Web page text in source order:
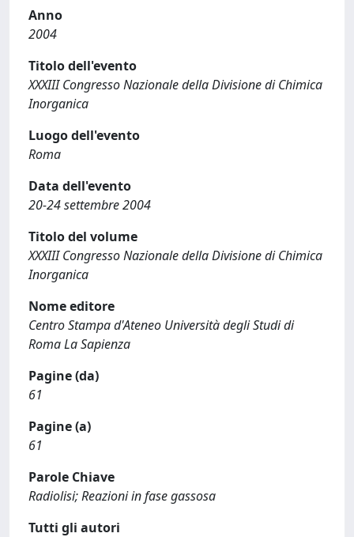
Anno
2004
Titolo dell'evento
XXXIII Congresso Nazionale della Divisione di Chimica
Inorganica
Luogo dell'evento
Roma
Data dell'evento
20-24 settembre 2004
Titolo del volume
XXXIII Congresso Nazionale della Divisione di Chimica
Inorganica
Nome editore
Centro Stampa d'Ateneo Università degli Studi di
Roma La Sapienza
Pagine (da)
61
Pagine (a)
61
Parole Chiave
Radiolisi; Reazioni in fase gassosa
Tutti gli autori